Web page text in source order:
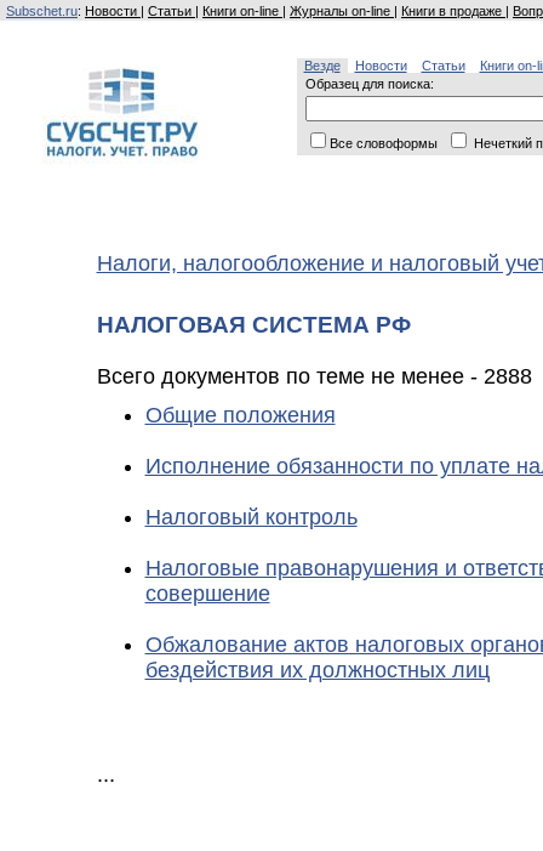
Subschet.ru: Новости | Статьи | Книги on-line | Журналы on-line | Книги в продаже |
Везде Новости Статьи
Книги on-
Образец для поиска:
Все словоформы Нечеткий
Налоги, налогообложение и налоговый
НАЛОГОВАЯ СИСТЕМА РФ
Всего документов по теме не менее - 2888
Общие положения
Исполнение обязанности по уплате
Налоговый контроль
Налоговые правонарушения и
совершение
Обжалование актов налоговых
бездействия их должностных лиц
...